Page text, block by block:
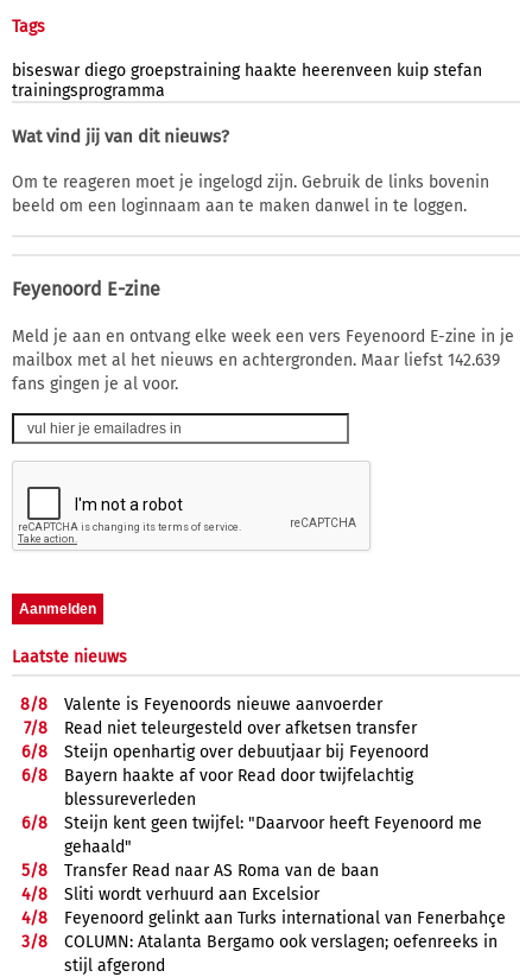
Tags
biseswar diego groepstraining haakte heerenveen kuip stefan
trainingsprogramma
Wat vind jij van dit nieuws?
Om te reageren moet je ingelogd zijn. Gebruik de links bovenin
beeld om een loginnaam aan te maken danwel in te loggen.
Feyenoord E-zine
Meld je aan en ontvang elke week een vers Feyenoord E-zine in je
mailbox met al het nieuws en achtergronden. Maar liefst 142.639
fans gingen je al voor.
Laatste nieuws
8/8
Valente is Feyenoords nieuwe aanvoerder
7/8
Read niet teleurgesteld over afketsen transfer
6/8
Steijn openhartig over debuutjaar bij Feyenoord
6/8
Bayern haakte af voor Read door twijfelachtig
blessureverleden
6/8
Steijn kent geen twijfel: "Daarvoor heeft Feyenoord me
gehaald"
5/8
Transfer Read naar AS Roma van de baan
4/8
Sliti wordt verhuurd aan Excelsior
4/8
Feyenoord gelinkt aan Turks international van Fenerbahçe
3/8
COLUMN: Atalanta Bergamo ook verslagen; oefenreeks in
stijl afgerond